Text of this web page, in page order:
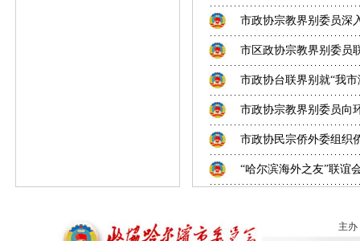
市政协宗教界别委员深
市区政协宗教界别委员
市政协台联界别就“我
市政协宗教界别委员向
市政协民宗侨外委组织
“哈尔滨海外之友”联谊
主